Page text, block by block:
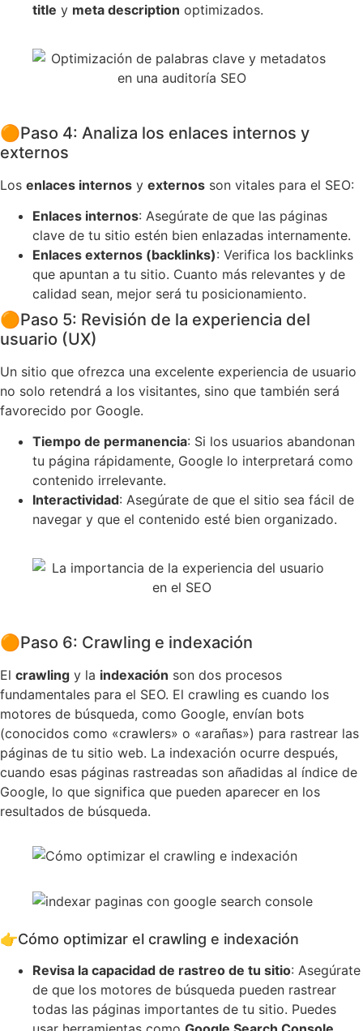
title y meta description optimizados.
🟠Paso 4: Analiza los enlaces internos y
externos
Los enlaces internos y externos son vitales para el SEO:
Enlaces internos: Asegúrate de que las páginas
clave de tu sitio estén bien enlazadas internamente.
Enlaces externos (backlinks): Verifica los backlinks
que apuntan a tu sitio. Cuanto más relevantes y de
calidad sean, mejor será tu posicionamiento.
🟠Paso 5: Revisión de la experiencia del
usuario (UX)
Un sitio que ofrezca una excelente experiencia de usuario
no solo retendrá a los visitantes, sino que también será
favorecido por Google.
Tiempo de permanencia: Si los usuarios abandonan
tu página rápidamente, Google lo interpretará como
contenido irrelevante.
Interactividad: Asegúrate de que el sitio sea fácil de
navegar y que el contenido esté bien organizado.
🟠Paso 6: Crawling e indexación
El crawling y la indexación son dos procesos
fundamentales para el SEO. El crawling es cuando los
motores de búsqueda, como Google, envían bots
(conocidos como «crawlers» o «arañas») para rastrear las
páginas de tu sitio web. La indexación ocurre después,
cuando esas páginas rastreadas son añadidas al índice de
Google, lo que significa que pueden aparecer en los
resultados de búsqueda.
👉Cómo optimizar el crawling e indexación
Revisa la capacidad de rastreo de tu sitio: Asegúrate
de que los motores de búsqueda pueden rastrear
todas las páginas importantes de tu sitio. Puedes